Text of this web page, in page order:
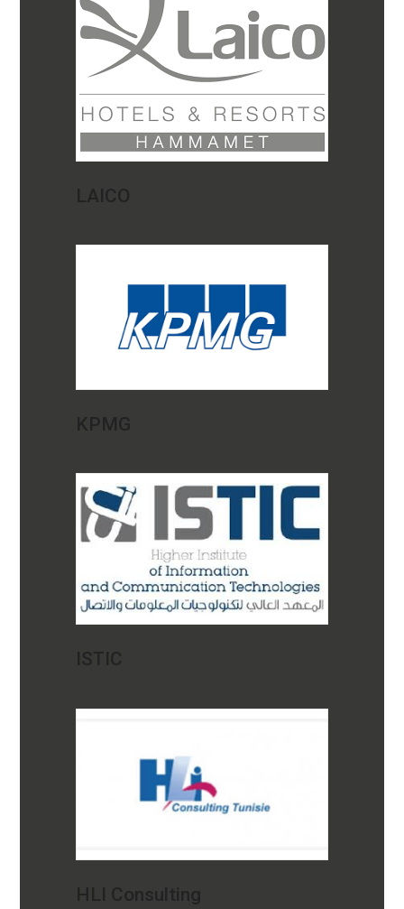
LAICO
KPMG
ISTIC
HLI Consulting